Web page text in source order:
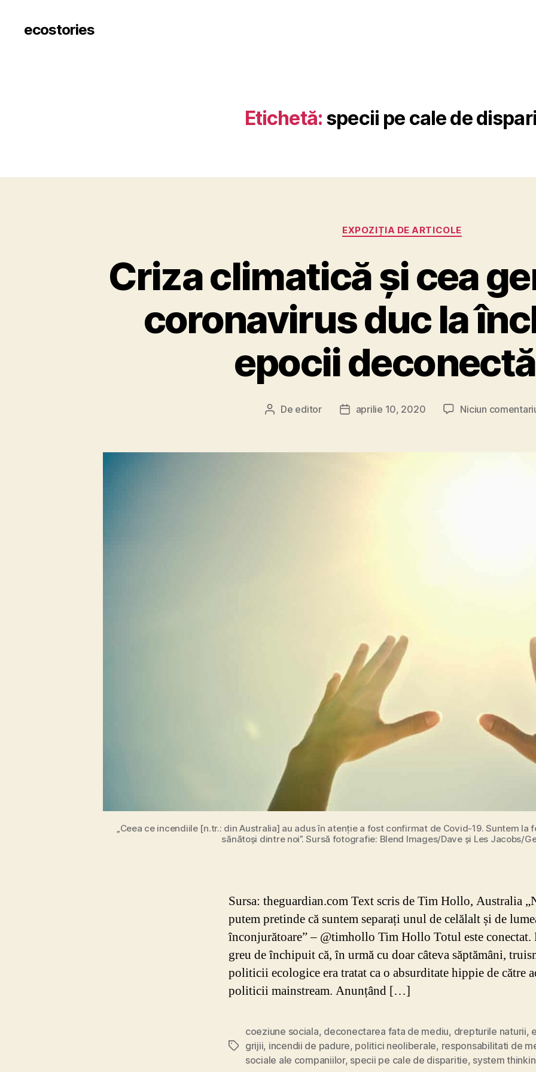
ecostories
Etichetă: specii pe cale de
Categorii
EXPOZIȚIA DE ARTICOLE
Criza climatică și cea
coronavirus duc la
epocii
Autor
De editor
Datăaprilie 10, 2020 Niciun
„Ceea ce incendiile [n.tr.: din Australia] au adus în atenție a fost confirmat de Covid-19. Suntem la
sănătoși dintre noi”. Sursă fotografie: Blend Images/Dave și Les Jacobs/
Sursa: theguardian.com Text scris de Tim Hollo, Australia
putem pretinde că suntem separați unul de celălalt și de
înconjurătoare” – @timhollo Tim Hollo Totul este conectat.
greu de închipuit că, în urmă cu doar câteva săptămâni,
politicii ecologice era tratat ca o absurditate hippie de către
politicii mainstream. Anunțând […]
Etichete
coeziune sociala, deconectarea fata de mediu, drepturile naturii,
grijii, incendii de padure, politici neoliberale, responsabilitati de
sociale ale companiilor, specii pe cale de disparitie, system